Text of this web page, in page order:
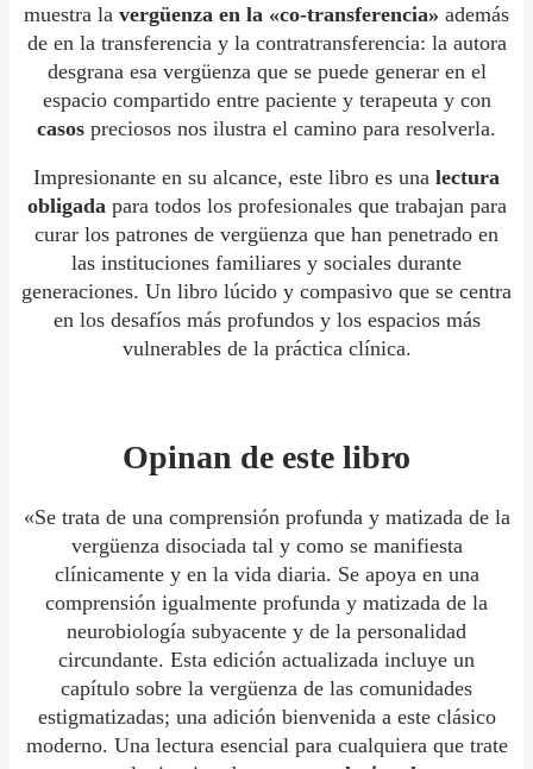
muestra la vergüenza en la «co-transferencia» además
de en la transferencia y la contratransferencia: la autora
desgrana esa vergüenza que se puede generar en el
espacio compartido entre paciente y terapeuta y con
casos preciosos nos ilustra el camino para resolverla.
Impresionante en su alcance, este libro es una lectura
obligadapara todos los profesionales que trabajan para
curar los patrones de vergüenza que han penetrado en
las instituciones familiares y sociales durante
generaciones. Un libro lúcido y compasivo que se centra
en los desafíos más profundos y los espacios más
vulnerables de la práctica clínica.
Opinan de este libro
«Se trata de una comprensión profunda y matizada de la
vergüenza disociada tal y como se manifiesta
clínicamente y en la vida diaria. Se apoya en una
comprensión igualmente profunda y matizada de la
neurobiología subyacente y de la personalidad
circundante. Esta edición actualizada incluye un
capítulo sobre la vergüenza de las comunidades
estigmatizadas; una adición bienvenida a este clásico
moderno. Una lectura esencial para cualquiera que trate